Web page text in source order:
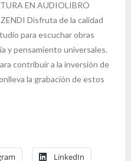
EN AUDIOLIBRO
Disfruta de la calidad
para escuchar obras
y pensamiento universales.
contribuir a la inversión de
la grabación de estos
LinkedIn